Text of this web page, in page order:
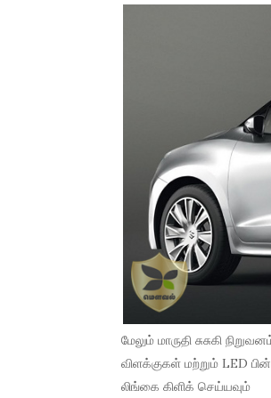
மேலும் மாருதி சுசுகி
விளக்குகள் மற்றும் LED
லிங்கை கிளிக் செய்யவும்